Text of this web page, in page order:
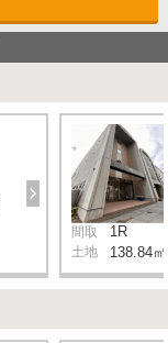
間取 1R
土地 138.84㎡